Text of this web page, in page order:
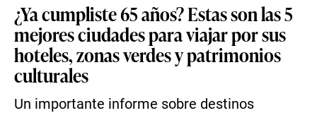
¿Ya cumpliste 65 años? Estas son las 5
mejores ciudades para viajar por sus
hoteles, zonas verdes y patrimonios
culturales
Un importante informe sobre destinos